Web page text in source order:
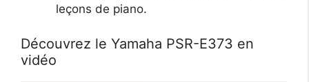
leçons de piano.
Découvrez le Yamaha PSR-E373 en
vidéo